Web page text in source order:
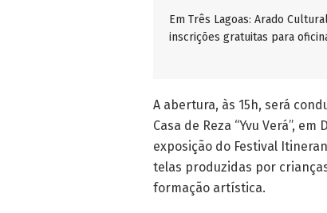
Em Três Lagoas: Arado
inscrições gratuitas para
A abertura, às 15h, será
Casa de Reza “Yvu Verá”,
exposição do Festival
telas produzidas por
formação artística.